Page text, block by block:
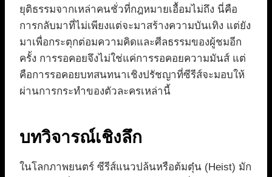
ยุติธรรมจากเหล่าคนชั่วที่กฎหมายเอื้อมไม่ถึง นี่คือ
การกลับมาที่ไม่เพียงแต่จะมาสร้างความบันเทิง แต่ยัง
มาเพื่อกระตุกต่อมความคิดและศีลธรรมของผู้ชมอีก
ครั้ง การรอคอยจึงไม่ใช่แค่การรอคอยความมันส์ แต่
คือการรอคอยบทสนทนาเชิงปรัชญาที่ซีรีส์จะมอบให้
ผ่านการกระทำของตัวละครเหล่านี้
บทวิจารณ์เชิงลึก
ในโลกภาพยนตร์ ซีรีส์แนวปล้นหรือต้มตุ๋น (Heist) มัก